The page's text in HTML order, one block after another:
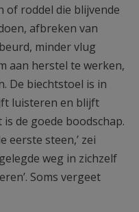
of roddel die blijvende
afbreken van
minder vlug
aan herstel te werken,
De biechtstoel is in
luisteren en blijft
is de goede boodschap.
eerste steen,’ zei
weg in zichzelf
Soms vergeet